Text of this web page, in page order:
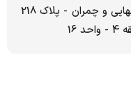
خیابان ملاصدرا - بین شیخ بهایی و چمران - پلاک 218